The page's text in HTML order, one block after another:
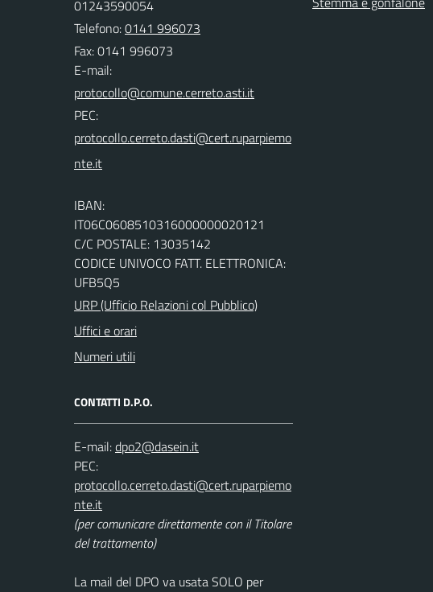
01243590054
Telefono:0141 996073
Fax: 0141 996073
E-mail:
PEC:
IBAN:
IT06C0608510316000000020121
C/C POSTALE: 13035142
CODICE UNIVOCO FATT. ELETTRONICA:
UFB5Q5
URP (Ufficio Relazioni col Pubblico)
Uffici e orari
Numeri utili
CONTATTI D.P.O.
E-mail:
PEC:
(per comunicare direttamente con il Titolare
del trattamento)
La mail del DPO va usata SOLO per